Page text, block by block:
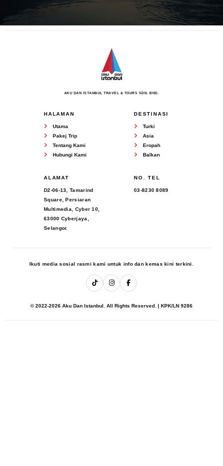
AKU DAN ISTANBUL TRAVEL & TOURS SDN. BHD.
HALAMAN
Utama
Pakej Trip
Tentang Kami
Hubungi Kami
DESTINASI
Turki
Asia
Eropah
Balkan
ALAMAT
D2-06-13, Tamarind
Square, Persiaran
Multimedia, Cyber 10,
63000 Cyberjaya,
Selangor.
NO. TEL
03-8230 8089
Ikuti media sosial rasmi kami untuk info dan kemas kini terkini.
© 2022-2026 Aku Dan Istanbul. All Rights Reserved. | KPK/LN 9286